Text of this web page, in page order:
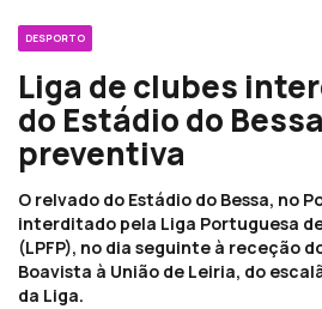
DESPORTO
Liga de clubes
do Estádio do
preventiva
O relvado do Estádio do Bessa, no
interditado pela Liga Portuguesa
(LPFP), no dia seguinte à receção
Boavista à União de Leiria, do
da Liga.